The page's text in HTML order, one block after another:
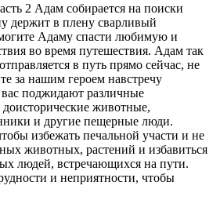
2 Адам собирается на поиски
держит в плену сварливый
Адаму спасти любимую и
во время путешествия. Адам так
в путь прямо сейчас, не
за нашим героем навстречу
поджидают различные
животные,
и другие пещерные люди.
избежать печальной участи и не
животных, растений и избавиться
людей, встречающихся на пути.
и неприятности, чтобы